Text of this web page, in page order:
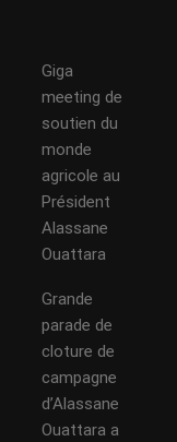
Giga
meeting de
soutien du
monde
agricole au
Président
Alassane
Ouattara
Grande
parade de
cloture de
campagne
d’Alassane
Ouattara a